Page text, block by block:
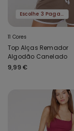
Escolhe 3 Paga 2
11 Cores
Top Alças Remador
Algodão Canelado
9,99 €